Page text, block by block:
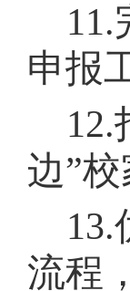
11.
申报
12.
边”校
13.
流程